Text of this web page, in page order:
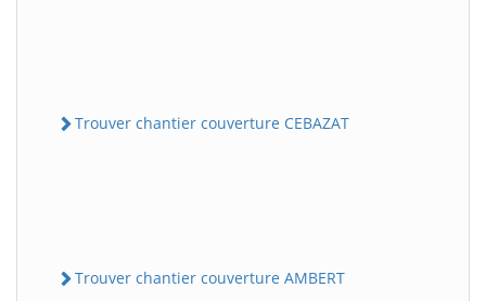
Trouver chantier couverture CEBAZAT
Trouver chantier couverture AMBERT